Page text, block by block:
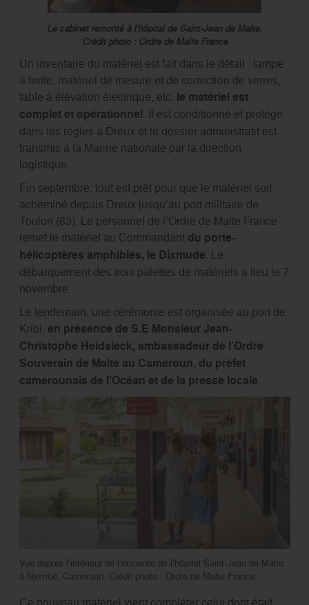
Le cabinet remonté à l’hôpital de Saint-Jean de Malte.
Crédit photo : Ordre de Malte France
Un inventaire du matériel est fait dans le détail : lampe
à fente, matériel de mesure et de correction de verres,
table à élévation électrique, etc. le matériel est
complet et opérationnel. Il est conditionné et protégé
dans les règles à Dreux et le dossier administratif est
transmis à la Marine nationale par la direction
logistique.
Fin septembre, tout est prêt pour que le matériel soit
acheminé depuis Dreux jusqu’au port militaire de
Toulon (83). Le personnel de l’Ordre de Malte France
remet le matériel au Commandantdu porte-
hélicoptères amphibies, le Dixmude. Le
débarquement des trois palettes de matériels a lieu le 7
novembre.
Le lendemain, une cérémonie est organisée au port de
Kribi, en présence de S.E Monsieur Jean-
Christophe Heidsieck, ambassadeur de l’Ordre
Souverain de Malte au Cameroun, du préfet
camerounais de l’Océan et de la presse locale.
Vue depuis l’intérieur de l’enceinte de l’hôpital Saint-Jean de Malte
à Njombé, Cameroun. Crédit photo : Ordre de Malte France.